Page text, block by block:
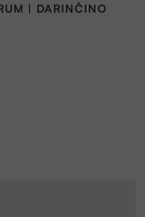
| DARINČINO